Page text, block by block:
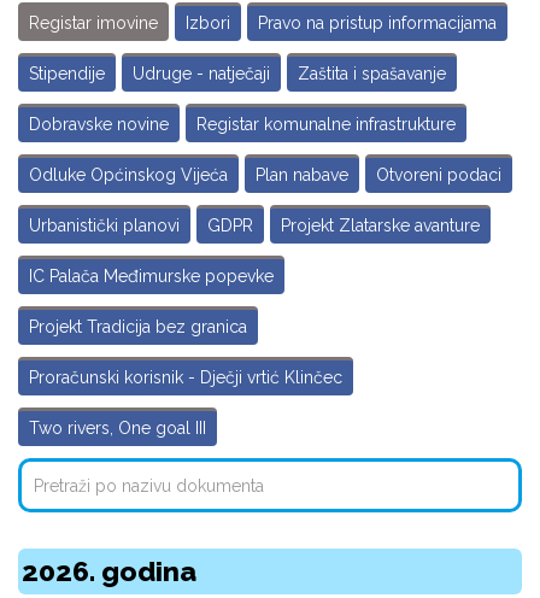
Registar imovine Izbori Pravo na pristup informacijama
Stipendije Udruge - natječaji Zaštita i spašavanje
Dobravske novine Registar komunalne infrastrukture
Odluke Općinskog Vijeća Plan nabave Otvoreni podaci
Urbanistički planovi GDPR Projekt Zlatarske avanture
IC Palača Međimurske popevke
Projekt Tradicija bez granica
Proračunski korisnik - Dječji vrtić Klinčec
Two rivers, One goal III
2026. godina